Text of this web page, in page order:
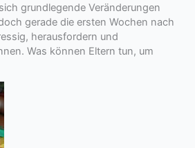
grundlegende Veränderungen
gerade die ersten Wochen nach
herausfordern und
Was können Eltern tun, um